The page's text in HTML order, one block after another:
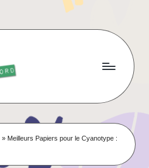
» Meilleurs Papiers pour le Cyanotype :